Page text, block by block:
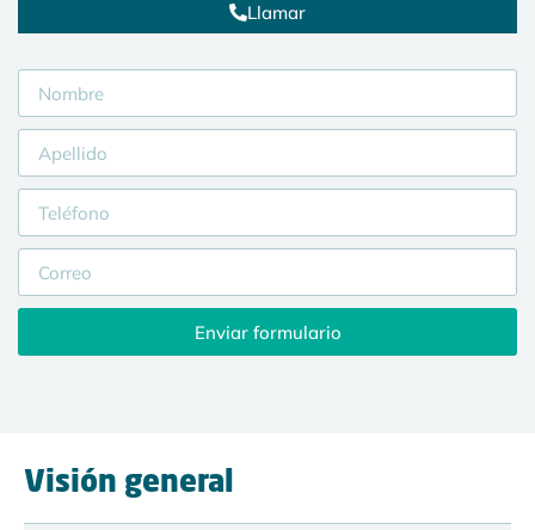
Visión general
Llamar
Enviar formulario